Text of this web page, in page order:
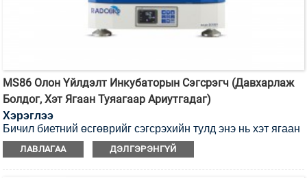
MS86 Олон Үйлдэлт Инкубаторын Сэгсрэгч (Давхарлаж
Болдог, Хэт Ягаан Туяагаар Ариутгадаг)
Хэрэглээ
Бичил биетний өсгөврийг сэгсрэхийн тулд энэ нь хэт ягаан
туяагаар ариутгах боломжтой инкубаторын сэгсрэгч юм.
ЛАВЛАГАА ДЭЛГЭРЭНГҮЙ